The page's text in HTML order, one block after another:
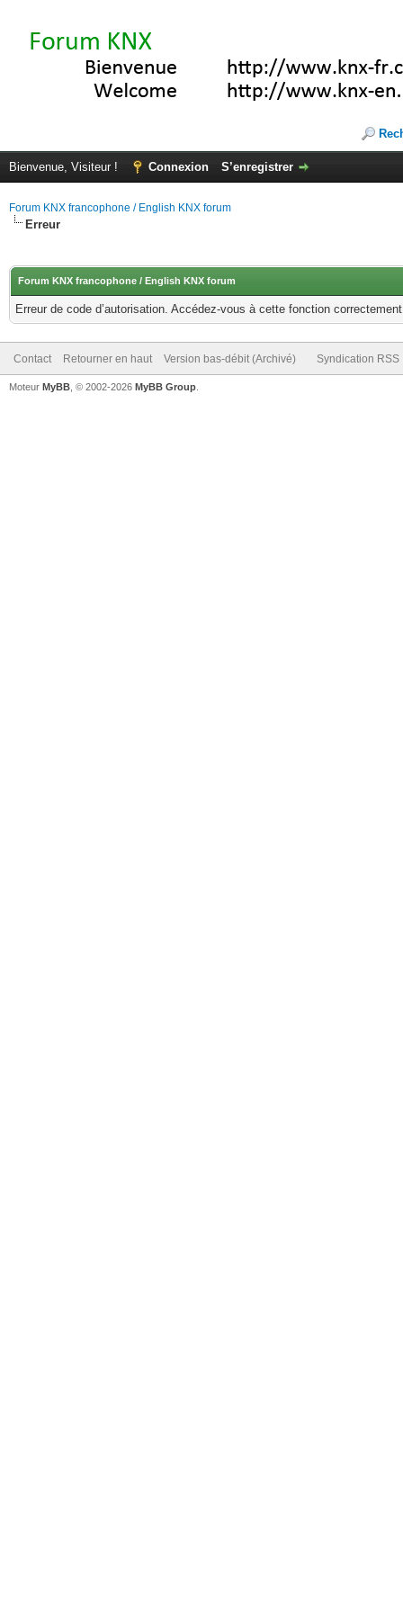
Bienvenue, Visiteur ! Connexion S’enregistrer
Forum KNX francophone / English KNX forum
Erreur
Forum KNX francophone / English KNX forum
Erreur de code d’autorisation. Accédez-vous à cette fonction
Contact Retourner en haut Version bas-débit (Archivé) Syndication RSS
Moteur MyBB , © 2002-2026 MyBB Group